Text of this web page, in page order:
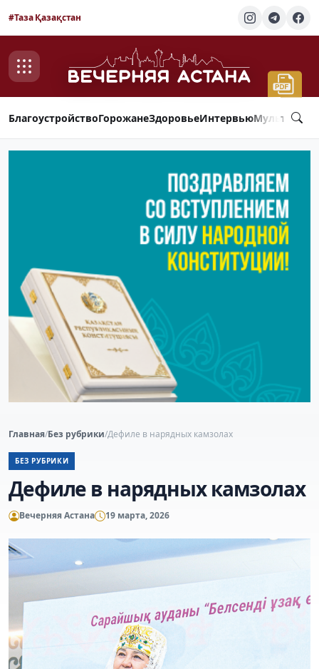
#Таза Қазақстан
БлагоустройствоГорожанеЗдоровьеИнтервью
Главная/Без рубрики/Дефиле в нарядных камзолах
БЕЗ РУБРИКИ
Дефиле в нарядных камзолах
Вечерняя Астана 19 марта, 2026